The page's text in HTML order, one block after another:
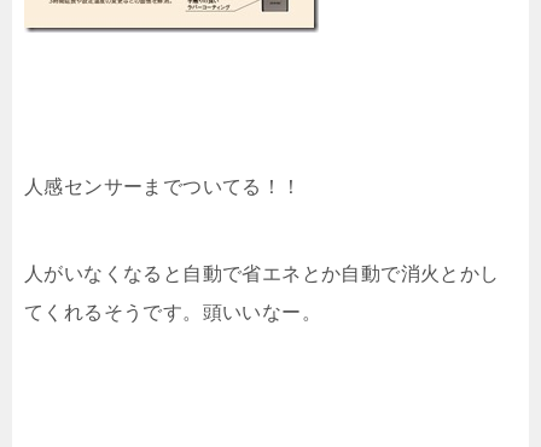
人感センサーまでついてる！！
人がいなくなると自動で省エネとか自動で消火とかし
てくれるそうです。頭いいなー。